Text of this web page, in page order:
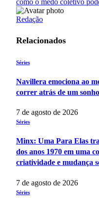
Redação
Relacionados
Séries
Navillera emociona ao
correr atrás de um sonho
7 de agosto de 2026
Séries
Minx: Uma Para Elas
dos anos 1970 em uma
criatividade e mudança
7 de agosto de 2026
Séries